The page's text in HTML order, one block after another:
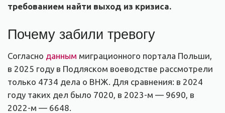
требованием найти выход из кризиса.
Почему забили тревогу
Согласно данным миграционного портала Польши,
в 2025 году в Подляском воеводстве рассмотрели
только 4734 дела о ВНЖ. Для сравнения: в 2024
году таких дел было 7020, в 2023-м — 9690, в
2022-м — 6648.